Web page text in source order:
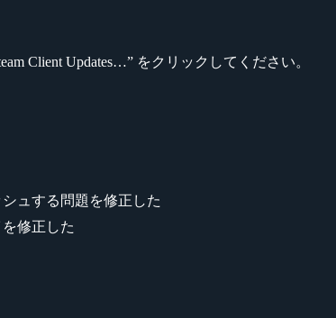
Client Updates…” をクリックしてください。
ュする問題を修正した
修正した